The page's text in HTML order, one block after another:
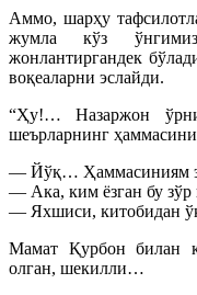
Аммо, шарҳу
жумла кўз
жонлантиргандек
воқеаларни эслайди.
“Ҳу!… Назаржон
шеърларнинг
— Йўқ… Ҳаммасиниям
— Ака, ким ёзган бу зўр
— Яхшиси, китобидан
Мамат Қурбон билан
олган, шекилли…